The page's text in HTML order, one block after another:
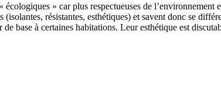
» car plus respectueuses de
(isolantes, résistantes, esthétiques) et savent donc se
base à certaines habitations. Leur esthétique est